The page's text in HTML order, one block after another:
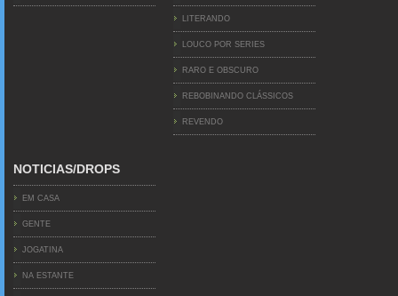
LITERANDO
LOUCO POR SERIES
RARO E OBSCURO
REBOBINANDO CLÁSSICOS
REVENDO
NOTICIAS/DROPS
EM CASA
GENTE
JOGATINA
NA ESTANTE